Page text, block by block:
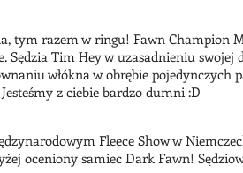
tym razem w ringu! Fawn Champion
Sędzia Tim Hey w uzasadnieniu swojej
włókna w obrębie pojedynczych
z ciebie bardzo dumni :D
Fleece Show w
oceniony samiec Dark Fawn!